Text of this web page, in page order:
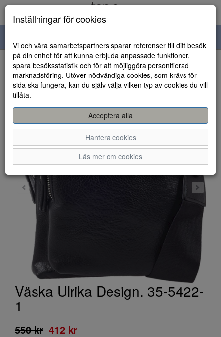
navigation
HEM
Väska Ulrika Design. 35-5422-
1
550 kr 412 kr
Inställningar för cookies
Vi och våra samarbetspartners sparar referenser till ditt besök
på din enhet för att kunna erbjuda anpassade funktioner,
spara besöksstatistik och för att möjliggöra personifierad
marknadsföring. Utöver nödvändiga cookies, som krävs för
sida ska fungera, kan du själv välja vilken typ av cookies du vill
tillåta.
Acceptera alla
Hantera cookies
Läs mer om cookies